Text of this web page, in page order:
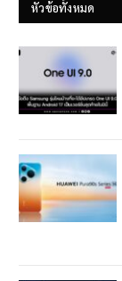
หัวข้อทั้งหมด